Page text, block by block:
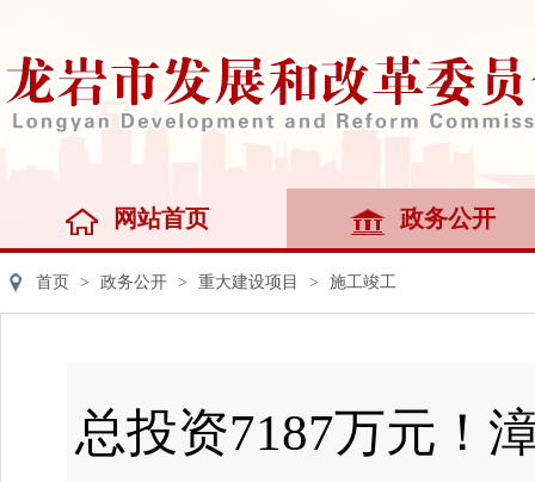
网站首页 政务公开
首页 > 政务公开 > 重大建设项目 > 施工竣工
总投资7187万元！